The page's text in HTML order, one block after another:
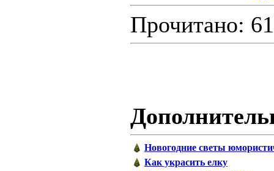
Прочитано:
Новогодние светы
Как украсить елку